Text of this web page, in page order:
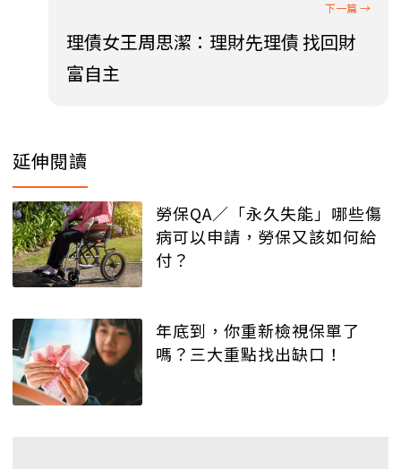
理債女王周思潔：理財先理債 找回財
富自主
延伸閱讀
勞保QA／「永久失能」哪些傷
病可以申請，勞保又該如何給
付？
年底到，你重新檢視保單了
嗎？三大重點找出缺口！